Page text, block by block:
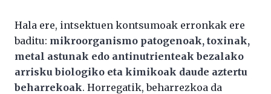
Hala ere, intsektuen kontsumoak erronkak ere
baditu: mikroorganismo patogenoak, toxinak,
metal astunak edo antinutrienteak bezalako
arrisku biologiko eta kimikoak daude aztertu
beharrekoak. Horregatik, beharrezkoa da